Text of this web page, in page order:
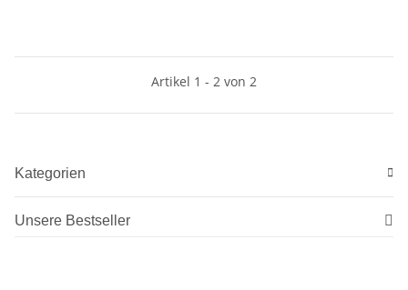
Artikel 1 - 2 von 2
Kategorien
Unsere Bestseller